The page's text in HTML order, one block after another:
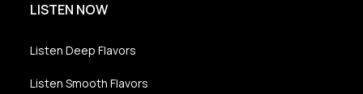
LISTEN NOW
Listen Deep Flavors
Listen Smooth Flavors